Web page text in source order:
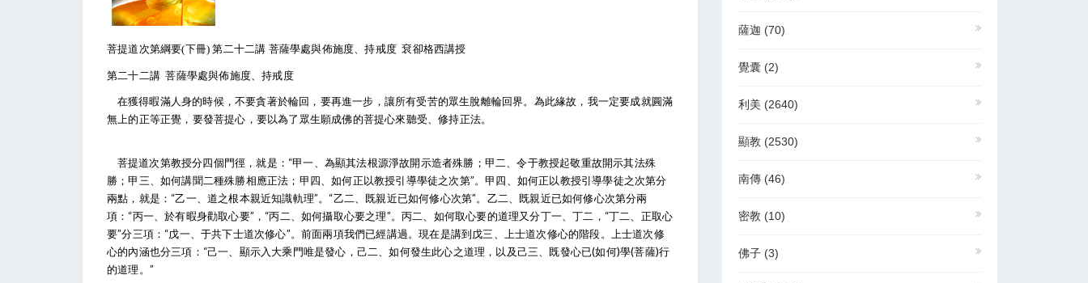
菩提道次第綱要(下冊) 第二十二講 菩薩學處與佈施度、持戒度 袞卻格西講授
第二十二講 菩薩學處與佈施度、持戒度
在獲得暇滿人身的時候，不要貪著於輪回，要再進一步，讓所有受苦的眾生脫離輪回界。為此緣故，我一定要成就圓滿
無上的正等正覺，要發菩提心，要以為了眾生願成佛的菩提心來聽受、修持正法。
菩提道次第教授分四個門徑，就是：“甲一、為顯其法根源淨故開示造者殊勝；甲二、令于教授起敬重故開示其法殊
勝；甲三、如何講聞二種殊勝相應正法；甲四、如何正以教授引導學徒之次第”。甲四、如何正以教授引導學徒之次第分
兩點，就是：“乙一、道之根本親近知識軌理”。“乙二、既親近已如何修心次第”。乙二、既親近已如何修心次第分兩
項：“丙一、於有暇身勸取心要”，“丙二、如何攝取心要之理”。丙二、如何取心要的道理又分丁一、丁二，“丁二、正取心
要”分三項：“戊一、于共下士道次修心”。前面兩項我們已經講過。現在是講到戊三、上士道次修心的階段。上士道次修
心的內涵也分三項：“己一、顯示入大乘門唯是發心，己二、如何發生此心之道理，以及己三、既發心已(如何)學(菩薩)行
的道理。”
薩迦 (70)
覺囊 (2)
利美 (2640)
顯教 (2530)
南傳 (46)
密教 (10)
佛子 (3)